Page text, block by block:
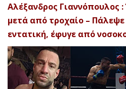
Αλέξανδρος Γιαννόπουλος
μετά από τροχαίο – Πάλεψε
εντατική, έφυγε από